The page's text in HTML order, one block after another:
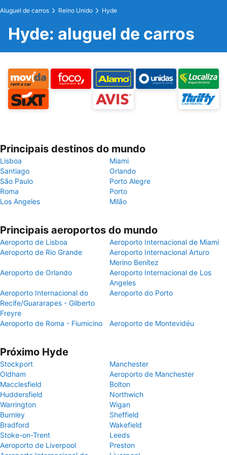
Aluguel de carros Reino Unido Hyde
Hyde: aluguel de carros
Principais destinos do mundo
Lisboa
Miami
Santiago
Orlando
São Paulo
Porto Alegre
Roma
Porto
Los Angeles
Milão
Principais aeroportos do mundo
Aeroporto de Lisboa
Aeroporto Internacional de Miami
Aeroporto de Rio Grande
Aeroporto Internacional Arturo
Merino Benítez
Aeroporto de Orlando
Aeroporto Internacional de Los
Angeles
Aeroporto Internacional do
Recife/Guararapes - Gilberto
Freyre
Aeroporto do Porto
Aeroporto de Roma - Fiumicino Aeroporto de Montevidéu
Próximo Hyde
Stockport
Manchester
Oldham
Aeroporto de Manchester
Macclesfield
Bolton
Huddersfield
Northwich
Warrington
Wigan
Burnley
Sheffield
Bradford
Wakefield
Stoke-on-Trent
Leeds
Aeroporto de Liverpool
Preston